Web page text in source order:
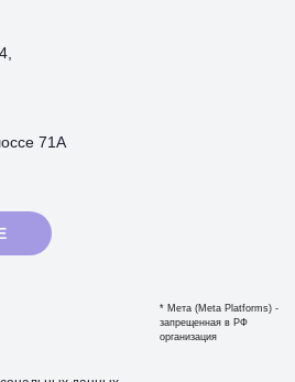
71А
* Мета (Meta Platforms) -
запрещенная в РФ
организация